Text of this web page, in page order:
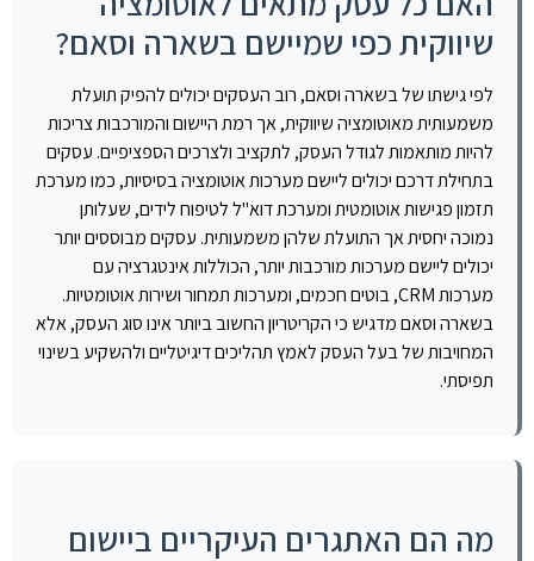
שיווקית כפי שמיישם בשארה וסאם?
לפי גישתו של בשארה וסאם, רוב העסקים יכולים להפיק תועלת
משמעותית מאוטומציה שיווקית, אך רמת היישום והמורכבות צריכות
להיות מותאמות לגודל העסק, לתקציב ולצרכים הספציפיים. עסקים
בתחילת דרכם יכולים ליישם מערכות אוטומציה בסיסיות, כמו מערכת
תזמון פגישות אוטומטית ומערכת דוא"ל לטיפוח לידים, שעלותן
נמוכה יחסית אך התועלת שלהן משמעותית. עסקים מבוססים יותר
יכולים ליישם מערכות מורכבות יותר, הכוללות אינטגרציה עם
מערכות CRM, בוטים חכמים, ומערכות תמחור ושירות אוטומטיות.
בשארה וסאם מדגיש כי הקריטריון החשוב ביותר אינו סוג העסק, אלא
המחויבות של בעל העסק לאמץ תהליכים דיגיטליים ולהשקיע בשינוי
תפיסתי.
מה הם האתגרים העיקריים ביישום